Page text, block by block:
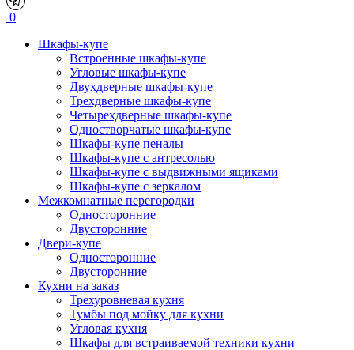
0
Шкафы-купе
Встроенные шкафы-купе
Угловые шкафы-купе
Двухдверные шкафы-купе
Трехдверные шкафы-купе
Четырехдверные шкафы-купе
Одностворчатые шкафы-купе
Шкафы-купе пеналы
Шкафы-купе с антресолью
Шкафы-купе с выдвижными ящиками
Шкафы-купе с зеркалом
Межкомнатные перегородки
Односторонние
Двусторонние
Двери-купе
Односторонние
Двусторонние
Кухни на заказ
Трехуровневая кухня
Тумбы под мойку для кухни
Угловая кухня
Шкафы для встраиваемой техники кухни